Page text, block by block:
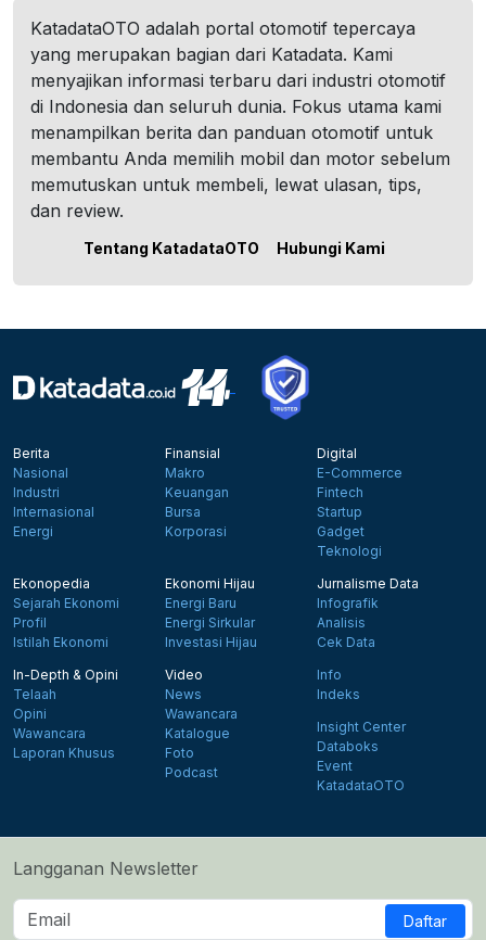
KatadataOTO adalah portal otomotif tepercaya
yang merupakan bagian dari Katadata. Kami
menyajikan informasi terbaru dari industri otomotif
di Indonesia dan seluruh dunia. Fokus utama kami
menampilkan berita dan panduan otomotif untuk
membantu Anda memilih mobil dan motor sebelum
memutuskan untuk membeli, lewat ulasan, tips,
dan review.
Tentang KatadataOTO Hubungi Kami
Berita
Nasional
Industri
Internasional
Energi
Finansial
Makro
Keuangan
Bursa
Korporasi
Digital
E-Commerce
Fintech
Startup
Gadget
Teknologi
Ekonopedia
Sejarah Ekonomi
Profil
Istilah Ekonomi
Ekonomi Hijau
Energi Baru
Energi Sirkular
Investasi Hijau
Jurnalisme Data
Infografik
Analisis
Cek Data
In-Depth & Opini
Telaah
Opini
Wawancara
Laporan Khusus
Video
News
Wawancara
Katalogue
Foto
Podcast
Info
Indeks
Insight Center
Databoks
Event
KatadataOTO
Langganan Newsletter
Daftar